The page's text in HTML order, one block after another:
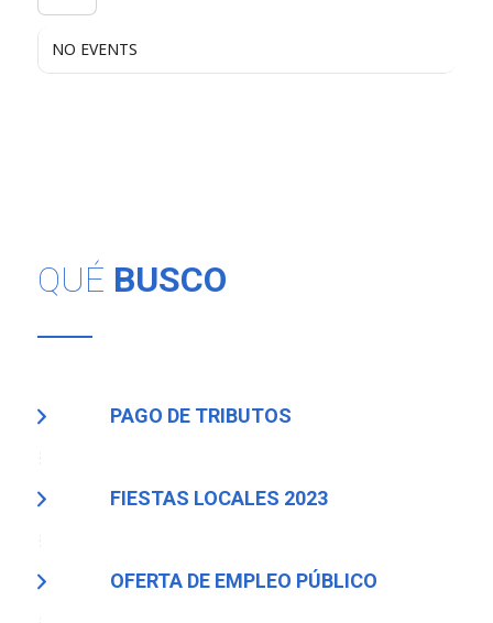
NO EVENTS
QUÉ BUSCO
PAGO DE TRIBUTOS
FIESTAS LOCALES 2023
OFERTA DE EMPLEO PÚBLICO